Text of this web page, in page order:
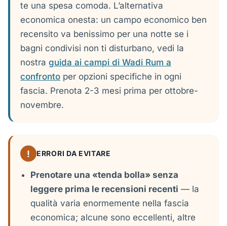
te una spesa comoda. L’alternativa
economica onesta: un campo economico ben
recensito va benissimo per una notte se i
bagni condivisi non ti disturbano, vedi la
nostra guida ai campi di Wadi Rum a
confronto per opzioni specifiche in ogni
fascia. Prenota 2-3 mesi prima per ottobre-
novembre.
! ERRORI DA EVITARE
Prenotare una «tenda bolla» senza
leggere prima le recensioni recenti — la
qualità varia enormemente nella fascia
economica; alcune sono eccellenti, altre